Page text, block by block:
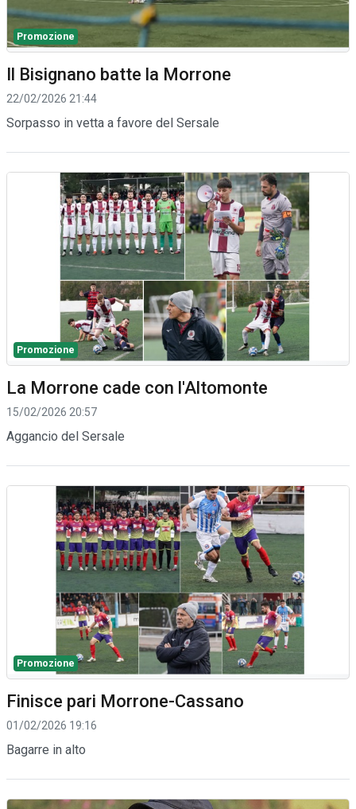
Promozione
Il Bisignano batte la Morrone
22/02/2026 21:44
Sorpasso in vetta a favore del Sersale
Promozione
La Morrone cade con l'Altomonte
15/02/2026 20:57
Aggancio del Sersale
Promozione
Finisce pari Morrone-Cassano
01/02/2026 19:16
Bagarre in alto